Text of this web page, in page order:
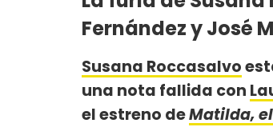
Fernández y José
Susana Roccasalvo
una nota fallida con
el estreno deMatilda,